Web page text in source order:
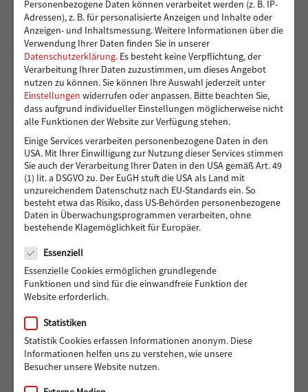
Toben und Spielen: Bewegungsraum für die Kita
Eddelbüttelstraße in Harburg
Vier Reifen für eine bessere Zukunft: Ein neues Auto
für Muhsin und seine Familie
488 Euro gedreht für den guten Zweck: Radisson Blu
Hotel Hamburg unterstützt Hörer helfen Kindern
Ein Reha-Buggy für Maddox aus Wandsbek
ARCHIV
Personenbezogene Daten können verarbeitet werden (z. B. IP-
Adressen), z. B. für personalisierte Anzeigen und Inhalte oder
Anzeigen- und Inhaltsmessung.Weitere Informationen über die
Verwendung Ihrer Daten finden Sie in unserer
Datenschutzerklärung. Es besteht keine Verpflichtung, der
Verarbeitung Ihrer Daten zuzustimmen, um dieses Angebot
nutzen zu können.Sie können Ihre Auswahl jederzeit unter
Einstellungen widerrufen oder anpassen. Bitte beachten Sie,
dass aufgrund individueller Einstellungen möglicherweise nicht
alle Funktionen der Website zur Verfügung stehen.
Einige Services verarbeiten personenbezogene Daten in den
USA. Mit Ihrer Einwilligung zur Nutzung dieser Services stimmen
Sie auch der Verarbeitung Ihrer Daten in den USA gemäß Art. 49
(1) lit. a DSGVO zu. Der EuGH stuft die USA als Land mit
unzureichendem Datenschutz nach EU-Standards ein. So
besteht etwa das Risiko, dass US-Behörden personenbezogene
Daten in Überwachungsprogrammen verarbeiten, ohne
bestehende Klagemöglichkeit für Europäer.
Essenziell
Essenzielle Cookies ermöglichen grundlegende
Funktionen und sind für die einwandfreie Funktion der
Website erforderlich.
Statistiken
Statistik Cookies erfassen Informationen anonym. Diese
Informationen helfen uns zu verstehen, wie unsere
Besucher unsere Website nutzen.